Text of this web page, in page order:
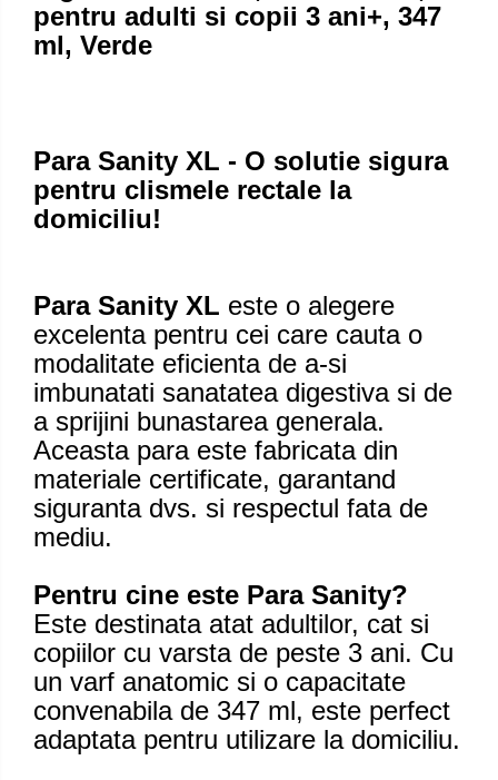
pentru adulti si copii 3 ani+, 347
ml, Verde
Para Sanity XL - O solutie sigura
pentru clismele rectale la
domiciliu!
Para Sanity XL este o alegere
excelenta pentru cei care cauta o
modalitate eficienta de a-si
imbunatati sanatatea digestiva si de
a sprijini bunastarea generala.
Aceasta para este fabricata din
materiale certificate, garantand
siguranta dvs. si respectul fata de
mediu.
Pentru cine este Para Sanity?
Este destinata atat adultilor, cat si
copiilor cu varsta de peste 3 ani. Cu
un varf anatomic si o capacitate
convenabila de 347 ml, este perfect
adaptata pentru utilizare la domiciliu.